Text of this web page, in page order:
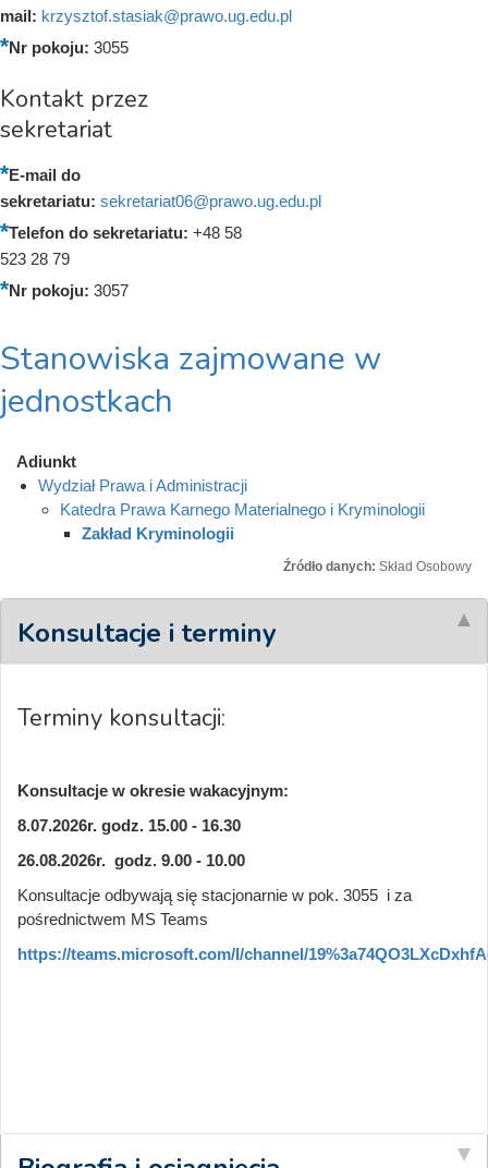
mail: krzysztof.stasiak@prawo.ug.edu.pl
Nr pokoju: 3055
Kontakt przez
sekretariat
E-mail do
sekretariatu: sekretariat06@prawo.ug.edu.pl
Telefon do sekretariatu: +48 58
523 28 79
Nr pokoju: 3057
Stanowiska zajmowane w
jednostkach
Adiunkt
Wydział Prawa i Administracji
Katedra Prawa Karnego Materialnego i Kryminologii
Zakład Kryminologii
Źródło danych: Skład Osobowy
Konsultacje i terminy
Terminy konsultacji:
Konsultacje w okresie wakacyjnym:
8.07.2026r. godz. 15.00 - 16.30
26.08.2026r. godz. 9.00 - 10.00
Konsultacje odbywają się stacjonarnie w pok. 3055 i za
pośrednictwem MS Teams
https://teams.microsoft.com/l/channel/